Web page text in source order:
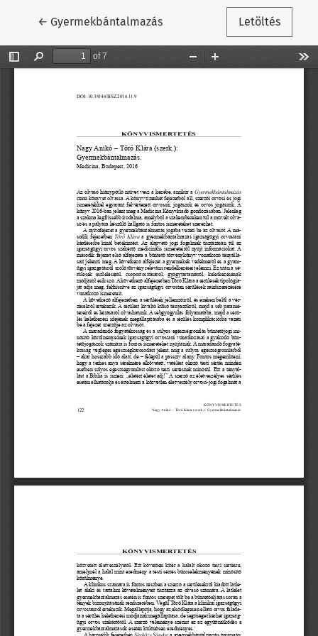
← Vissza a cikk részleteihez
Gyermekbántalmazás Letöltés